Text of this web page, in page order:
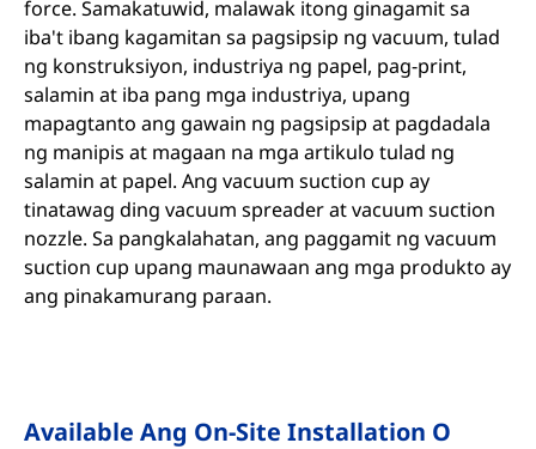
force. Samakatuwid, malawak itong ginagamit sa
iba't ibang kagamitan sa pagsipsip ng vacuum, tulad
ng konstruksiyon, industriya ng papel, pag-print,
salamin at iba pang mga industriya, upang
mapagtanto ang gawain ng pagsipsip at pagdadala
ng manipis at magaan na mga artikulo tulad ng
salamin at papel. Ang vacuum suction cup ay
tinatawag ding vacuum spreader at vacuum suction
nozzle. Sa pangkalahatan, ang paggamit ng vacuum
suction cup upang maunawaan ang mga produkto ay
ang pinakamurang paraan.
Available Ang On-Site Installation O